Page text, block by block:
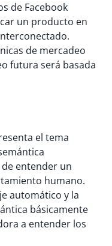
de Facebook
un producto en
de mercadeo
futura será basada
el tema
entender un
humano.
automático y la
básicamente
a entender los